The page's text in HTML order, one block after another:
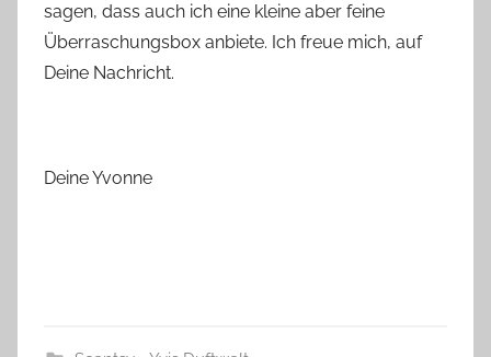
sagen, dass auch ich eine kleine aber feine
Überraschungsbox anbiete. Ich freue mich, auf
Deine Nachricht.
Deine Yvonne